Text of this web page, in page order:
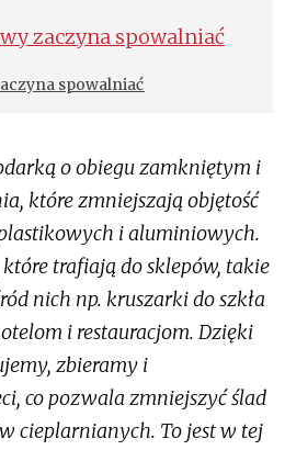
spowalniać
o obiegu zamkniętym i
które zmniejszają objętość
i aluminiowych.
które trafiają do sklepów, takie
nich np. kruszarki do szkła
i restauracjom. Dzięki
zbieramy i
co pozwala zmniejszyć ślad
cieplarnianych. To jest w tej